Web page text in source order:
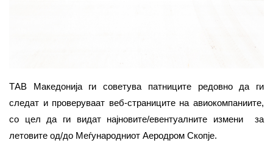
ТАВ Македонија ги советува патниците редовно да ги
следат и проверуваат веб-страниците на авиокомпаниите,
со цел да ги видат најновите/евентуалните измени за
летовите од/до Меѓународниот Аеродром Скопје.